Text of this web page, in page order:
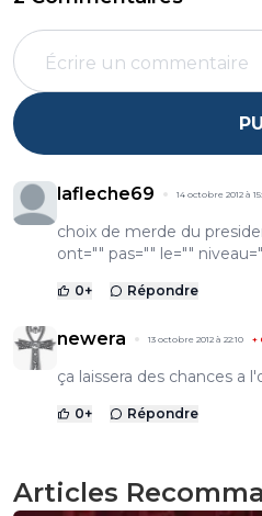
lafleche69 14 octobre 2012 à
choix de merde du
ont="" pas="" le=""
0+ Répondre
newera 13 octobre 2012 à 22:10 +
ça laissera des chances a
0+ Répondre
Articles